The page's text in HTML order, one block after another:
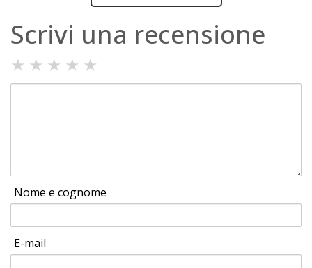
Scrivi una recensione
★ ★ ★ ★ ★
Nome e cognome
E-mail